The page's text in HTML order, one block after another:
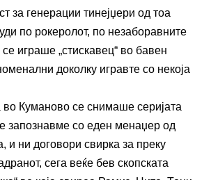
за генерации тинејџери од тоа
по рокеролот, по незаборавните
играше „стискавец“ во бавен
доколку игравте со некоја
во Куманово се снимаше серијата
запознавме со еден менаџер од
и ни договори свирка за преку
сега веќе бев скопската